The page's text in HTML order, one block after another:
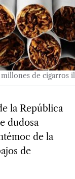
de cigarros
la República
dudosa
de la
de